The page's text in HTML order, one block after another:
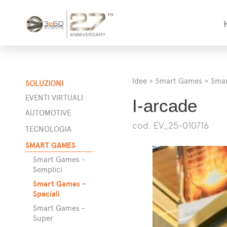
SOLUZIONI
EVENTI VIRTUALI
AUTOMOTIVE
TECNOLOGIA
SMART GAMES
Smart Games -
Semplici
Smart Games -
Speciali
Smart Games -
Super
Idee > Smart Games >
I-arcade
cod: EV_25-010716